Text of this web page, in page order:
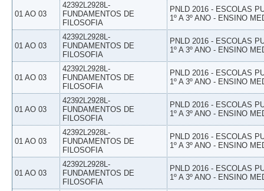
01 AO 03
42392L2928L-
FUNDAMENTOS DE
FILOSOFIA
PNLD 2016 - ESCOLAS
1º A 3º ANO - ENSINO
01 AO 03
42392L2928L-
FUNDAMENTOS DE
FILOSOFIA
PNLD 2016 - ESCOLAS
1º A 3º ANO - ENSINO
01 AO 03
42392L2928L-
FUNDAMENTOS DE
FILOSOFIA
PNLD 2016 - ESCOLAS
1º A 3º ANO - ENSINO
01 AO 03
42392L2928L-
FUNDAMENTOS DE
FILOSOFIA
PNLD 2016 - ESCOLAS
1º A 3º ANO - ENSINO
01 AO 03
42392L2928L-
FUNDAMENTOS DE
FILOSOFIA
PNLD 2016 - ESCOLAS
1º A 3º ANO - ENSINO
01 AO 03
42392L2928L-
FUNDAMENTOS DE
FILOSOFIA
PNLD 2016 - ESCOLAS
1º A 3º ANO - ENSINO